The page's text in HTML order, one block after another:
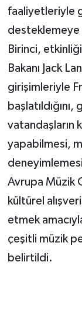
faaliyetleriyle
desteklemeye
Birinci,
Bakanı Jack
girişimleriyle
vatandaşların
yapabilmesi,
Avrupa Müzik
kültürel
etmek
çeşitli müzik
belirtildi.
TİCARET
YAŞAM